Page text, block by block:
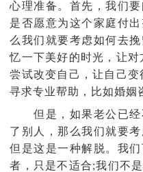
心理准备。首先，我们
是否愿意为这个家庭付
么我们就要考虑如何去
忆一下美好的时光，让
尝试改变自己，让自己
寻求专业帮助，比如婚姻
但是，如果老公已经
了别人，那么我们就要
但是这是一种解脱。我
者，只是不适合;我们不